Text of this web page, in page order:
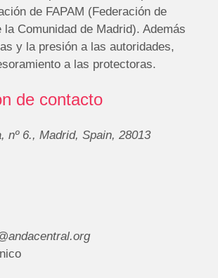
de FAPAM (Federación de
la Comunidad de Madrid). Además
y la presión a las autoridades,
a las protectoras.
de contacto
nº 6., Madrid, Spain, 28013